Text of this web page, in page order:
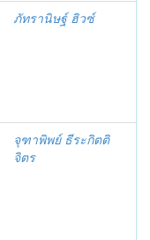
ภัทรานิษฐ์ ฮิวซ์
จุฑาพิพย์ ธีระกิตติ
จิตร